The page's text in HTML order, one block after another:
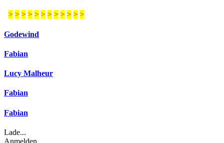
> > > > > > > > > > > >
Godewind
Fabian
Lucy Malheur
Fabian
Fabian
Lade...
Anmelden